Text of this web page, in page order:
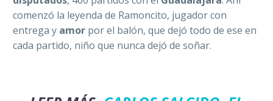
comenzó la leyenda de Ramoncito, jugador con
entrega y amor por el balón, que dejó todo de ese en
cada partido, niño que nunca dejó de soñar.